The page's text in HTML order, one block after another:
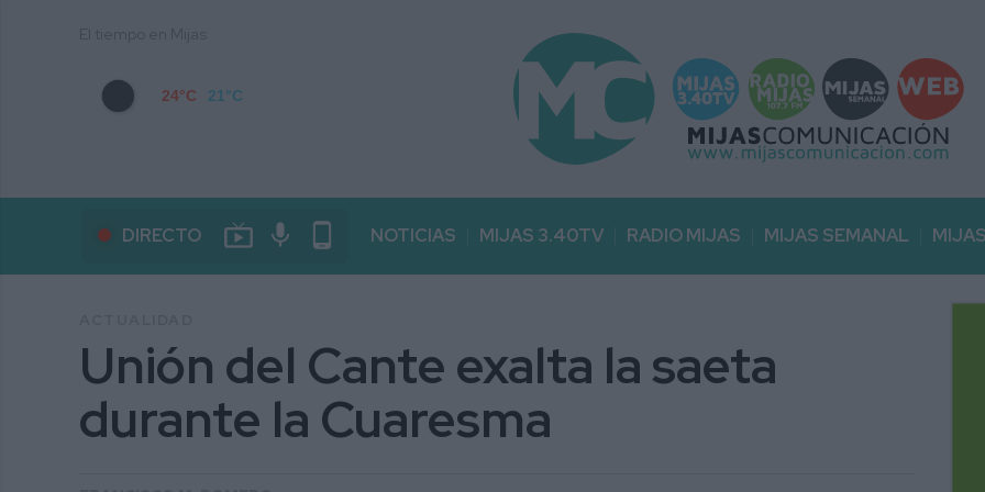
24°C 21°C
DIRECTO live_tv mic phone_android NOTICIAS MIJAS 3.40TV RADIO MIJAS MIJAS SEMANAL
Unión del Cante exalta la saeta
durante la Cuaresma